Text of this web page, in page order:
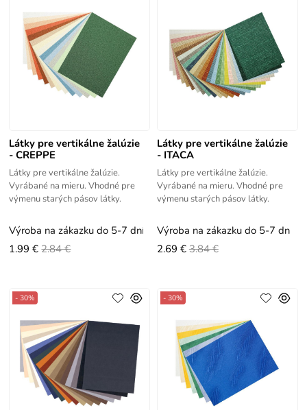
Látky pre vertikálne žalúzie
- CREPPE
Látky pre vertikálne žalúzie.
Vyrábané na mieru. Vhodné pre
výmenu starých pásov látky.
Výroba na zákazku do 5-7 dní
1.99 € 2.84 €
Látky pre vertikálne žalúzie
- ITACA
Látky pre vertikálne žalúzie.
Vyrábané na mieru. Vhodné pre
výmenu starých pásov látky.
Výroba na zákazku do 5-7 dní
2.69 € 3.84 €
- 30% - 30%